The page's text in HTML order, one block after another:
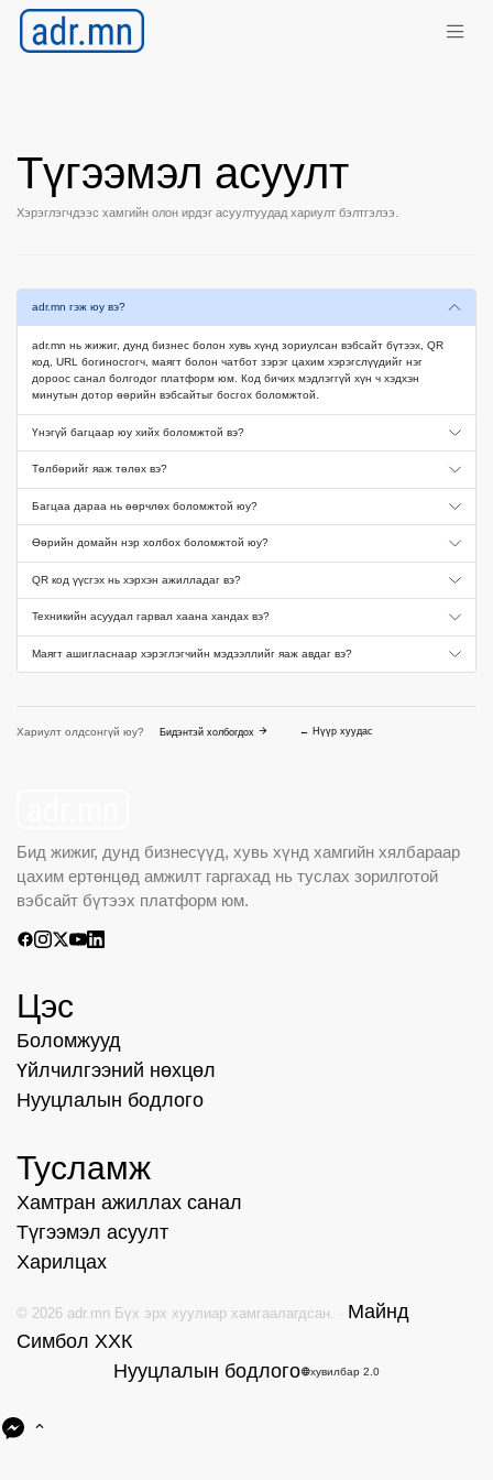
Түгээмэл асуулт
Хэрэглэгчдээс хамгийн олон ирдэг асуултуудад хариулт бэлтгэлээ.
adr.mn гэж юу вэ?
adr.mn нь жижиг, дунд бизнес болон хувь хүнд зориулсан вэбсайт бүтээх, QR
код, URL богиносгогч, маягт болон чатбот зэрэг цахим хэрэгслүүдийг нэг
дороос санал болгодог платформ юм. Код бичих мэдлэггүй хүн ч хэдхэн
минутын дотор өөрийн вэбсайтыг босгох боломжтой.
Үнэгүй багцаар юу хийх боломжтой вэ?
Төлбөрийг яаж төлөх вэ?
Багцаа дараа нь өөрчлөх боломжтой юу?
Өөрийн домайн нэр холбох боломжтой юу?
QR код үүсгэх нь хэрхэн ажилладаг вэ?
Техникийн асуудал гарвал хаана хандах вэ?
Маягт ашигласнаар хэрэглэгчийн мэдээллийг яаж авдаг вэ?
Хариулт олдсонгүй юу? Бидэнтэй холбогдох arrow_forward ← Нүүр хуудас
Бид жижиг, дунд бизнесүүд, хувь хүнд хамгийн хялбараар
цахим ертөнцөд амжилт гаргахад нь туслах зорилготой
вэбсайт бүтээх платформ юм.
Цэс
Боломжууд
Үйлчилгээний нөхцөл
Нууцлалын бодлого
Тусламж
Хамтран ажиллах санал
Түгээмэл асуулт
Харилцах
© 2026 adr.mn Бүх эрх хуулиар хамгаалагдсан. · Майнд
Симбол ХХК
Нууцлалын бодлогоlanguageхувилбар 2.0
keyboard_arrow_up